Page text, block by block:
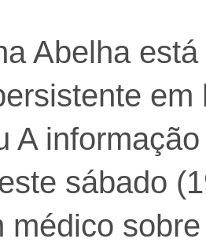
Abelha
em
A
sábado
médico